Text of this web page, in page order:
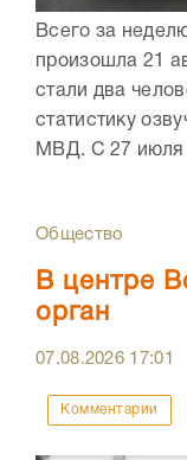
Всего за
произошла 21
стали два
статистику
МВД. С 27 июля
Общество
В центре
орган
07.08.2026 17:01
Комментарии